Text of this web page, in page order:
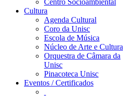
Centro Socioambiental
Cultura
Agenda Cultural
Coro da Unisc
Escola de Música
Núcleo de Arte e Cultura
Orquestra de Câmara da
Unisc
Pinacoteca Unisc
Eventos / Certificados